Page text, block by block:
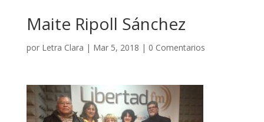
Maite Ripoll Sánchez
por Letra Clara | Mar 5, 2018 | 0 Comentarios